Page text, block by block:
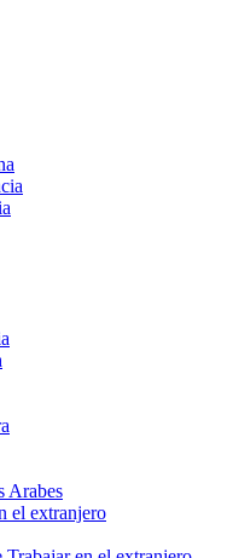
Arabes
el extranjero